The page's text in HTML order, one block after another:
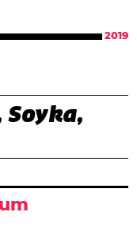
2019
Soyka,